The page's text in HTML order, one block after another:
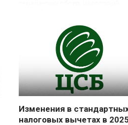
какое-то время всё же факт
необоснованного пользования
денежными средствами имеет
Изменения в
налоговых вычетах в